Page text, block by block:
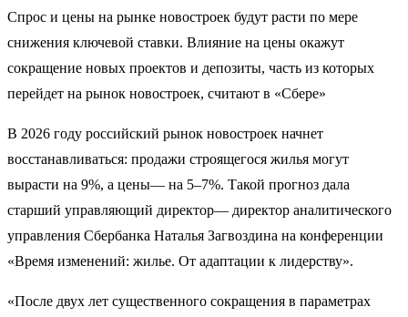
Спрос и цены на рынке новостроек будут расти по мере
снижения ключевой ставки. Влияние на цены окажут
сокращение новых проектов и депозиты, часть из которых
перейдет на рынок новостроек, считают в «Сбере»
В 2026 году российский рынок новостроек начнет
восстанавливаться: продажи строящегося жилья могут
вырасти на 9%, а цены— на 5–7%. Такой прогноз дала
старший управляющий директор— директор аналитического
управления Сбербанка Наталья Загвоздина на конференции
«Время изменений: жилье. От адаптации к лидерству».
«После двух лет существенного сокращения в параметрах